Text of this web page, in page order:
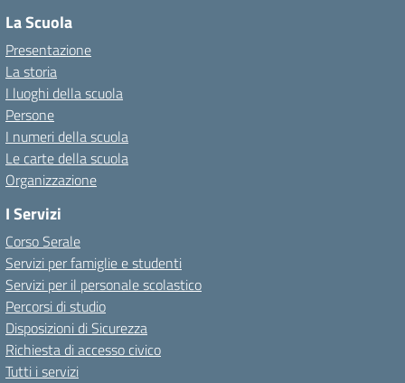
La Scuola
Presentazione
La storia
I luoghi della scuola
Persone
I numeri della scuola
Le carte della scuola
Organizzazione
I Servizi
Corso Serale
Servizi per famiglie e studenti
Servizi per il personale scolastico
Percorsi di studio
Disposizioni di Sicurezza
Richiesta di accesso civico
Tutti i servizi